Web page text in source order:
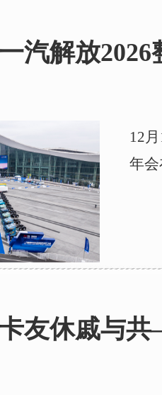
汽解放
12
年
友休戚与